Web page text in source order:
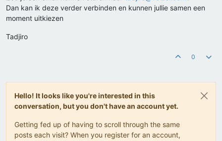
Dan kan ik deze verder verbinden en kunnen jullie samen een
moment uitkiezen
Tadjiro
0
Hello! It looks like you're interested in this
conversation, but you don't have an account yet.
Getting fed up of having to scroll through the same
posts each visit? When you register for an account,